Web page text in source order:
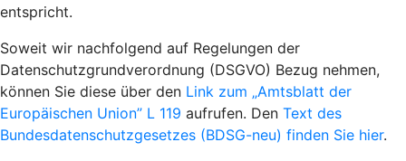
entspricht.
Soweit wir nachfolgend auf Regelungen der
Datenschutzgrundverordnung (DSGVO) Bezug nehmen,
können Sie diese über den Link zum „Amtsblatt der
Europäischen Union” L 119 aufrufen. Den Text des
Bundesdatenschutzgesetzes (BDSG-neu) finden Sie hier.